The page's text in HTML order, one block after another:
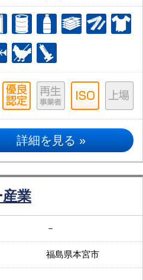
詳細を見る »
業
－
福島県本宮市